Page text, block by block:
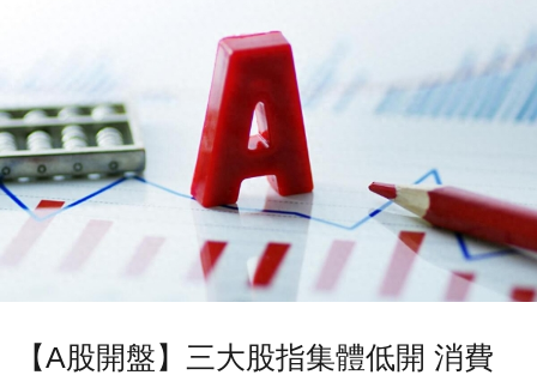
【A股開盤】三大股指集體低開 消費